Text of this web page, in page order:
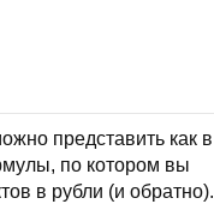
представить как в
по котором вы
в рубли (и обратно).